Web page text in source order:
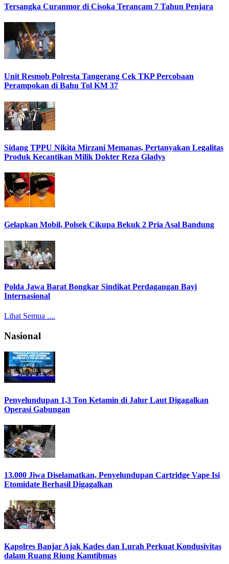
Tersangka Curanmor di Cisoka Terancam 7 Tahun Penjara
Unit Resmob Polresta Tangerang Cek TKP Percobaan
Perampokan di Bahu Tol KM 37
Sidang TPPU Nikita Mirzani Memanas, Pertanyakan Legalitas
Produk Kecantikan Milik Dokter Reza Gladys
Gelapkan Mobil, Polsek Cikupa Bekuk 2 Pria Asal Bandung
Polda Jawa Barat Bongkar Sindikat Perdagangan Bayi
Internasional
Lihat Semua ....
Nasional
Penyelundupan 1,3 Ton Ketamin di Jalur Laut Digagalkan
Operasi Gabungan
13.000 Jiwa Diselamatkan, Penyelundupan Cartridge Vape Isi
Etomidate Berhasil Digagalkan
Kapolres Banjar Ajak Kades dan Lurah Perkuat Kondusivitas
dalam Ruang Riung Kamtibmas